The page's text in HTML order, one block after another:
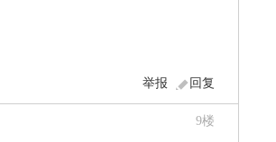
回复
举报
9楼